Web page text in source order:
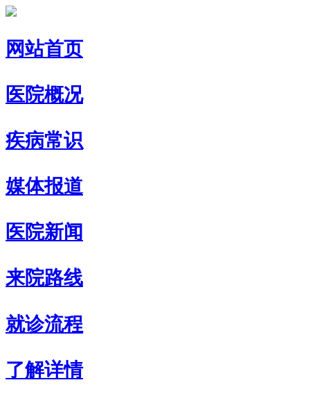
网站首页
医院概况
疾病常识
媒体报道
医院新闻
来院路线
就诊流程
了解详情